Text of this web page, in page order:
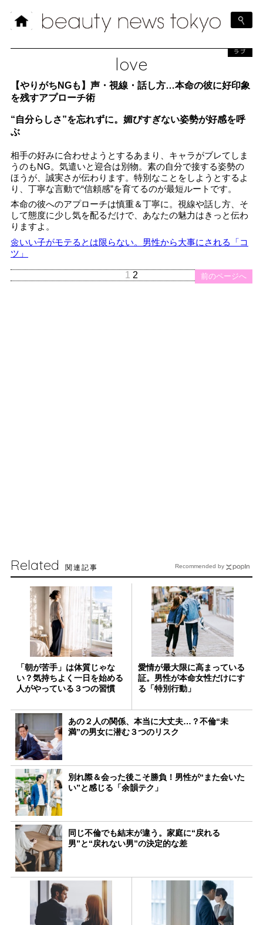
love
ラブ
【やりがちNGも】声・視線・話し方…本命の彼に好印象
を残すアプローチ術
“自分らしさ”を忘れずに。媚びすぎない姿勢が好感を呼
ぶ
相手の好みに合わせようとするあまり、キャラがブレてしま
うのもNG。気遣いと迎合は別物。素の自分で接する姿勢の
ほうが、誠実さが伝わります。特別なことをしようとするよ
り、丁寧な言動で“信頼感”を育てるのが最短ルートです。
本命の彼へのアプローチは慎重＆丁寧に。視線や話し方、そ
して態度に少し気を配るだけで、あなたの魅力はきっと伝わ
りますよ。
🌼いい子がモテるとは限らない。男性から大事にされる「コ
ツ」
前のページへ
1 2
Related 関連記事
「朝が苦手」は体質じゃな
い？気持ちよく一日を始める
人がやっている３つの習慣
愛情が最大限に高まっている
証。男性が本命女性だけにす
る「特別行動」
あの２人の関係、本当に大丈夫…？不倫“未
満”の男女に潜む３つのリスク
別れ際＆会った後こそ勝負！男性が“また会いた
い”と感じる「余韻テク」
同じ不倫でも結末が違う。家庭に“戻れる
男”と“戻れない男”の決定的な差
Recommended by